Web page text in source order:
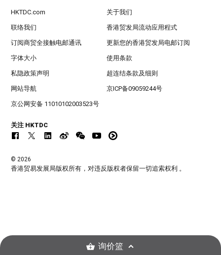
HKTDC.com 关于我们
联络我们 香港贸发局流动应用程式
订阅商贸全接触电邮通讯 更新您的香港贸发局电邮订阅
字体大小 使用条款
私隐政策声明 超连结条款及细则
网站导航 京ICP备09059244号
京公网安备 11010102003523号
关注 HKTDC
© 2026
香港贸易发展局版权所有，对违反版权者保留一切追索权利 。
询价篮